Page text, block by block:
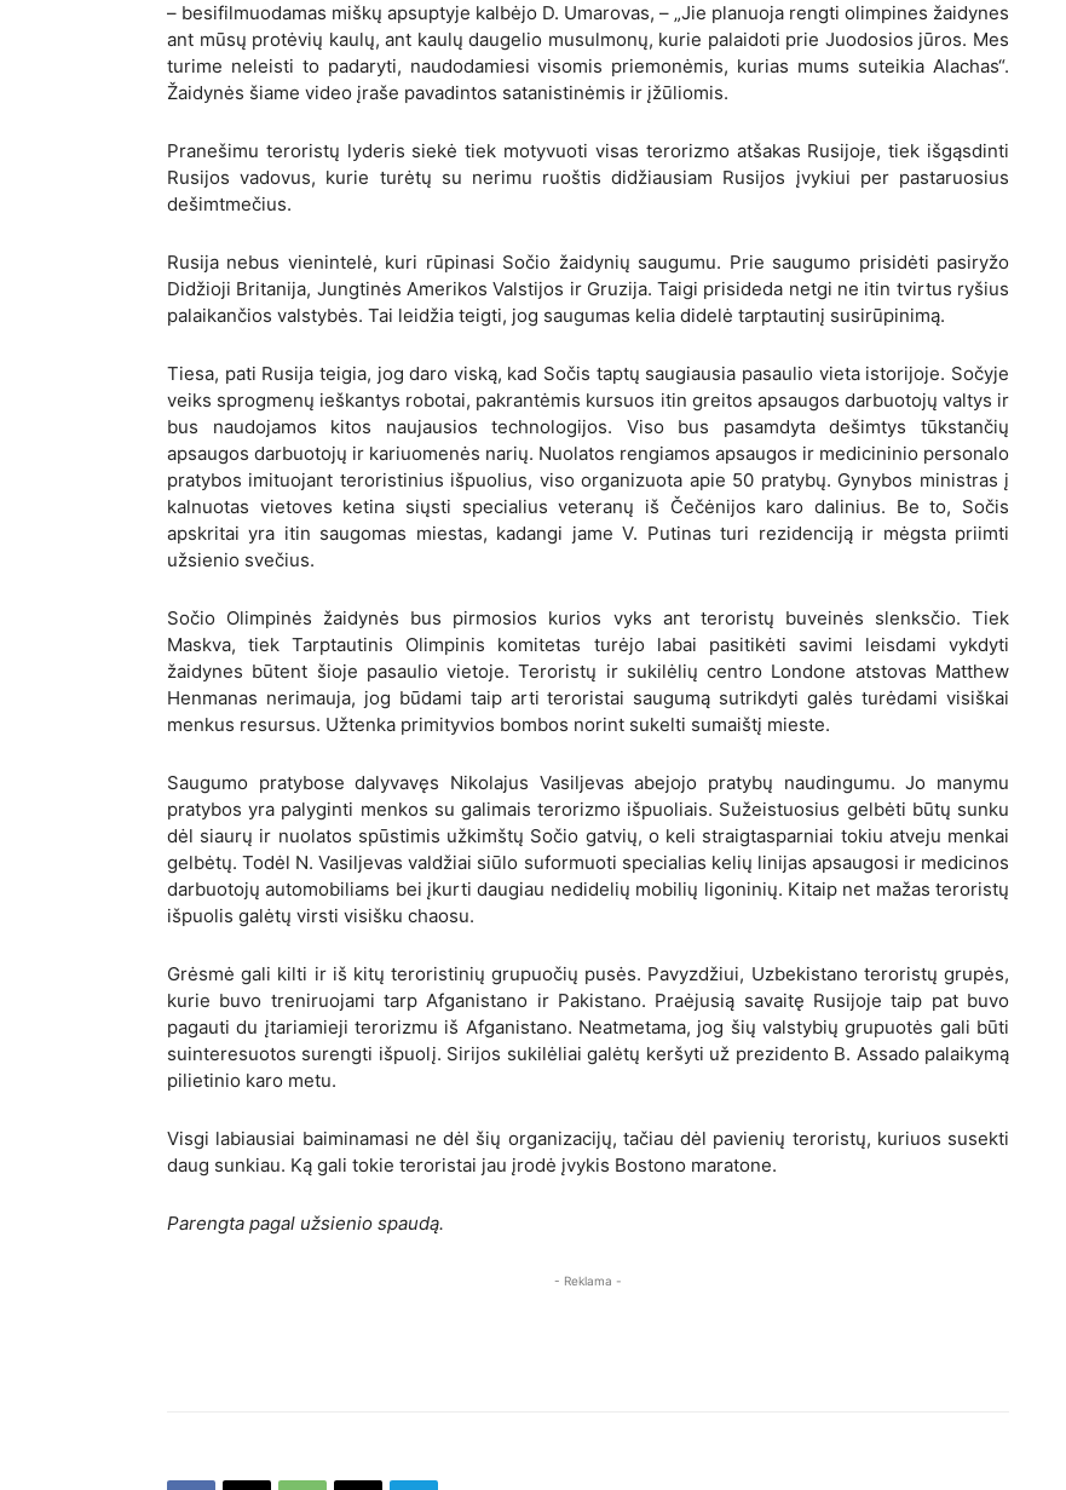
– besifilmuodamas miškų apsuptyje kalbėjo D. Umarovas, – „Jie planuoja rengti olimpines žaidynes
ant mūsų protėvių kaulų, ant kaulų daugelio musulmonų, kurie palaidoti prie Juodosios jūros. Mes
turime neleisti to padaryti, naudodamiesi visomis priemonėmis, kurias mums suteikia Alachas“.
Žaidynės šiame video įraše pavadintos satanistinėmis ir įžūliomis.
Pranešimu teroristų lyderis siekė tiek motyvuoti visas terorizmo atšakas Rusijoje, tiek išgąsdinti
Rusijos vadovus, kurie turėtų su nerimu ruoštis didžiausiam Rusijos įvykiui per pastaruosius
dešimtmečius.
Rusija nebus vienintelė, kuri rūpinasi Sočio žaidynių saugumu. Prie saugumo prisidėti pasiryžo
Didžioji Britanija, Jungtinės Amerikos Valstijos ir Gruzija. Taigi prisideda netgi ne itin tvirtus ryšius
palaikančios valstybės. Tai leidžia teigti, jog saugumas kelia didelė tarptautinį susirūpinimą.
Tiesa, pati Rusija teigia, jog daro viską, kad Sočis taptų saugiausia pasaulio vieta istorijoje. Sočyje
veiks sprogmenų ieškantys robotai, pakrantėmis kursuos itin greitos apsaugos darbuotojų valtys ir
bus naudojamos kitos naujausios technologijos. Viso bus pasamdyta dešimtys tūkstančių
apsaugos darbuotojų ir kariuomenės narių. Nuolatos rengiamos apsaugos ir medicininio personalo
pratybos imituojant teroristinius išpuolius, viso organizuota apie 50 pratybų. Gynybos ministras į
kalnuotas vietoves ketina siųsti specialius veteranų iš Čečėnijos karo dalinius. Be to, Sočis
apskritai yra itin saugomas miestas, kadangi jame V. Putinas turi rezidenciją ir mėgsta priimti
užsienio svečius.
Sočio Olimpinės žaidynės bus pirmosios kurios vyks ant teroristų buveinės slenksčio. Tiek
Maskva, tiek Tarptautinis Olimpinis komitetas turėjo labai pasitikėti savimi leisdami vykdyti
žaidynes būtent šioje pasaulio vietoje. Teroristų ir sukilėlių centro Londone atstovas Matthew
Henmanas nerimauja, jog būdami taip arti teroristai saugumą sutrikdyti galės turėdami visiškai
menkus resursus. Užtenka primityvios bombos norint sukelti sumaištį mieste.
Saugumo pratybose dalyvavęs Nikolajus Vasiljevas abejojo pratybų naudingumu. Jo manymu
pratybos yra palyginti menkos su galimais terorizmo išpuoliais. Sužeistuosius gelbėti būtų sunku
dėl siaurų ir nuolatos spūstimis užkimštų Sočio gatvių, o keli straigtasparniai tokiu atveju menkai
gelbėtų. Todėl N. Vasiljevas valdžiai siūlo suformuoti specialias kelių linijas apsaugosi ir medicinos
darbuotojų automobiliams bei įkurti daugiau nedidelių mobilių ligoninių. Kitaip net mažas teroristų
išpuolis galėtų virsti visišku chaosu.
Grėsmė gali kilti ir iš kitų teroristinių grupuočių pusės. Pavyzdžiui, Uzbekistano teroristų grupės,
kurie buvo treniruojami tarp Afganistano ir Pakistano. Praėjusią savaitę Rusijoje taip pat buvo
pagauti du įtariamieji terorizmu iš Afganistano. Neatmetama, jog šių valstybių grupuotės gali būti
suinteresuotos surengti išpuolį. Sirijos sukilėliai galėtų keršyti už prezidento B. Assado palaikymą
pilietinio karo metu.
Visgi labiausiai baiminamasi ne dėl šių organizacijų, tačiau dėl pavienių teroristų, kuriuos susekti
daug sunkiau. Ką gali tokie teroristai jau įrodė įvykis Bostono maratone.
Parengta pagal užsienio spaudą.
- Reklama -